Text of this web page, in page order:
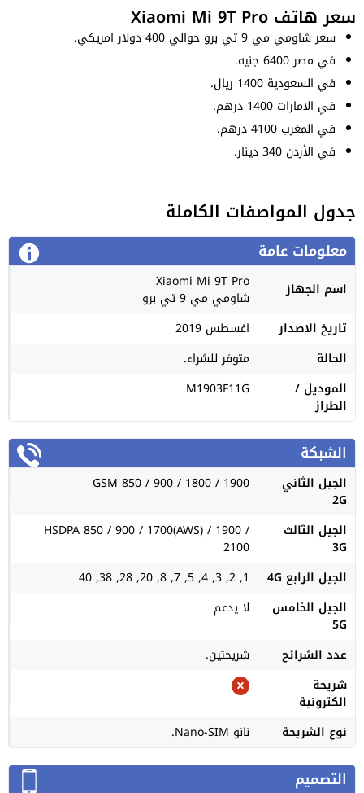
سعر هاتف Xiaomi Mi 9T Pro
سعر شاومي مي 9 تي برو حوالي 400 دولار امريكي.
في مصر 6400 جنيه.
في السعودية 1400 ريال.
في الامارات 1400 درهم.
في المغرب 4100 درهم.
في الأردن 340 دينار.
جدول المواصفات الكاملة
معلومات عامة
اسم الجهاز Xiaomi Mi 9T Pro
شاومي مي 9 تي برو
تاريخ الاصدار
اغسطس 2019
الحالة
متوفر للشراء.
الموديل /
الطراز
M1903F11G
الشبكة
الجيل الثاني
2G
GSM 850 / 900 / 1800 / 1900
الجيل الثالث
3G
HSDPA 850 / 900 / 1700(AWS) / 1900 /
2100
الجيل الرابع 4G
1, 2, 3, 4, 5, 7, 8, 20, 28, 38, 40
الجيل الخامس
5G
لا يدعم
عدد الشرائح
شريحتين.
شريحة
الكترونية
نوع الشريحة
نانو Nano-SIM.
التصميم